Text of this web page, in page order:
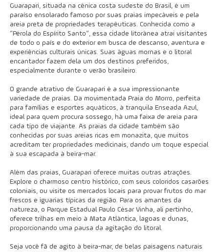
Guarapari, situada na cênica costa sudeste do Brasil, é um
paraíso ensolarado famoso por suas praias impecáveis e pela
areia preta de propriedades terapêuticas. Conhecida como a
“Pérola do Espírito Santo”, essa cidade litorânea atrai visitantes
de todo o país e do exterior em busca de descanso, aventura e
experiências culturais únicas. Suas águas mornas e o litoral
encantador fazem dela um dos destinos preferidos,
especialmente durante o verão brasileiro.
O grande atrativo de Guarapari é a sua impressionante
variedade de praias. Da movimentada Praia do Morro, perfeita
para famílias e esportes aquáticos, à tranquila Enseada Azul,
ideal para quem procura sossego, há uma faixa de areia para
cada tipo de viajante. As praias da cidade também são
conhecidas por suas areias ricas em monazita, que muitos
acreditam ter propriedades medicinais, dando um toque especial
à sua escapada à beira-mar.
Além das praias, Guarapari oferece muitas outras atrações.
Explore o charmoso centro histórico, com seus coloridos casarões
coloniais, ou visite os mercados locais para provar frutos do mar
frescos e iguarias típicas da região. Para os amantes da
natureza, o Parque Estadual Paulo César Vinha, ali pertinho,
oferece trilhas em meio à Mata Atlântica, lagoas e dunas,
proporcionando uma pausa da agitação do litoral.
Seja você fã de agito à beira-mar, de belas paisagens naturais